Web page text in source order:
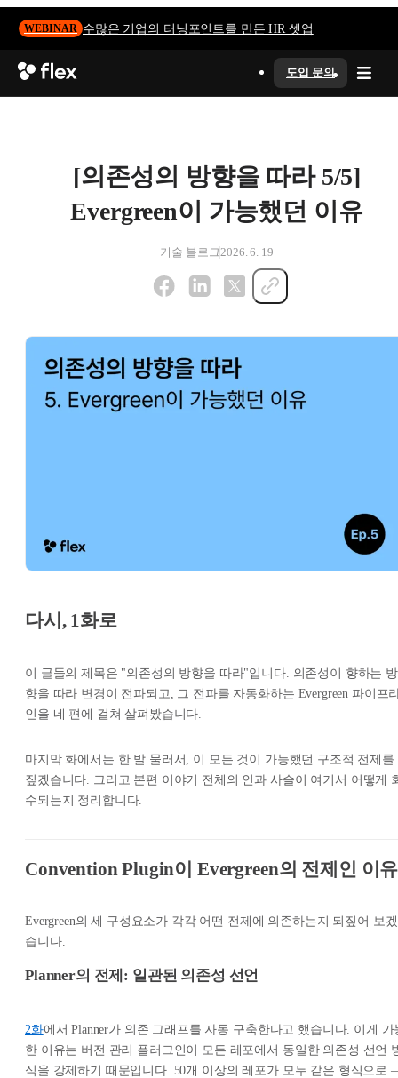
WEBINAR 수많은 기업의 터닝포인트를 만든 HR 셋업
도입 문의
[의존성의 방향을 따라 5/5]
Evergreen이 가능했던 이유
기술 블로그 2026. 6. 19
다시, 1화로
이 글들의 제목은 "의존성의 방향을 따라"입니다. 의존성이 향하는 방
향을 따라 변경이 전파되고, 그 전파를 자동화하는 Evergreen 파이프
인을 네 편에 걸쳐 살펴봤습니다.
마지막 화에서는 한 발 물러서, 이 모든 것이 가능했던 구조적 전제를
짚겠습니다. 그리고 본편 이야기 전체의 인과 사슬이 여기서 어떻게
수되는지 정리합니다.
Convention Plugin이 Evergreen의 전제인 이유
Evergreen의 세 구성요소가 각각 어떤 전제에 의존하는지 되짚어 보겠
습니다.
Planner의 전제: 일관된 의존성 선언
2화에서 Planner가 의존 그래프를 자동 구축한다고 했습니다. 이게 가
한 이유는 버전 관리 플러그인이 모든 레포에서 동일한 의존성 선언
식을 강제하기 때문입니다. 50개 이상의 레포가 모두 같은 형식으로